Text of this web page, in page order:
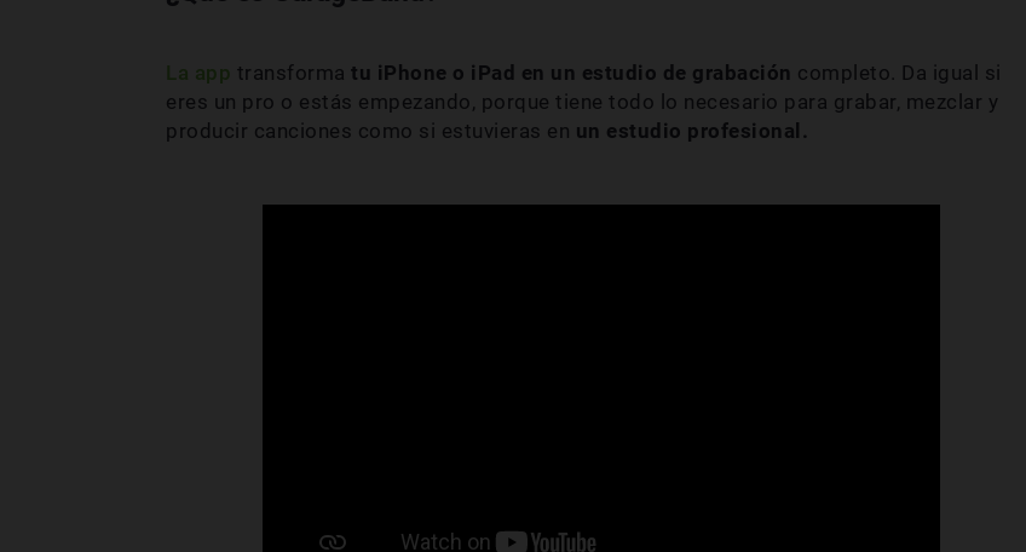
La app transforma tu iPhone o iPad en un estudio de grabación completo. Da igual si
eres un pro o estás empezando, porque tiene todo lo necesario para grabar, mezclar y
producir canciones como si estuvieras en un estudio profesional.